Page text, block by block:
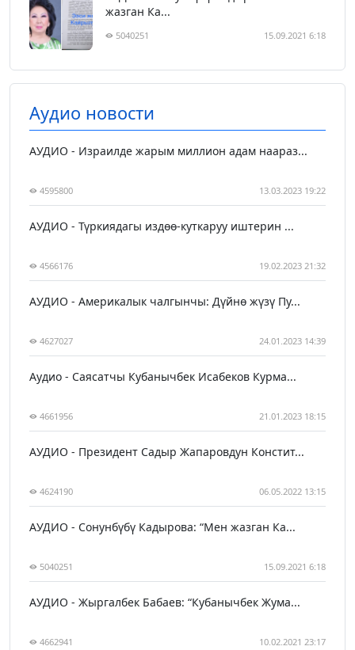
жазган Ка...
5040251 15.09.2021 6:18
Аудио новости
АУДИО - Израилде жарым миллион адам наараз...
4595800 13.03.2023 19:22
АУДИО - Түркиядагы издөө-куткаруу иштерин ...
4566176 19.02.2023 21:32
АУДИО - Америкалык чалгынчы: Дүйнө жүзү Пу...
4627027 24.01.2023 14:39
Аудио - Саясатчы Кубанычбек Исабеков Курма...
4661956 21.01.2023 18:15
АУДИО - Президент Садыр Жапаровдун Констит...
4624190 06.05.2022 13:15
АУДИО - Сонунбүбү Кадырова: “Мен жазган Ка...
5040251 15.09.2021 6:18
АУДИО - Жыргалбек Бабаев: “Кубанычбек Жума...
4662941 10.02.2021 23:17